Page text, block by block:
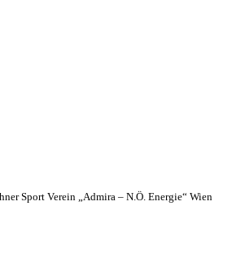
Sport Verein „Admira – N.Ö. Energie“ Wien